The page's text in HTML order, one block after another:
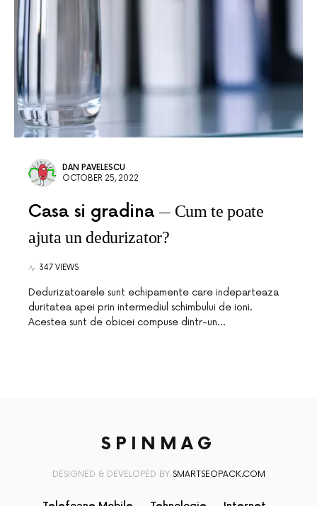
DAN PAVELESCU
OCTOBER 25, 2022
Casa si gradina
Cum te poate
ajuta un dedurizator?
347 VIEWS
Dedurizatoarele sunt echipamente care indeparteaza
duritatea apei prin intermediul schimbului de ioni.
Acestea sunt de obicei compuse dintr-un…
SPINMAG
DESIGNED & DEVELOPED BY SMARTSEOPACK.COM